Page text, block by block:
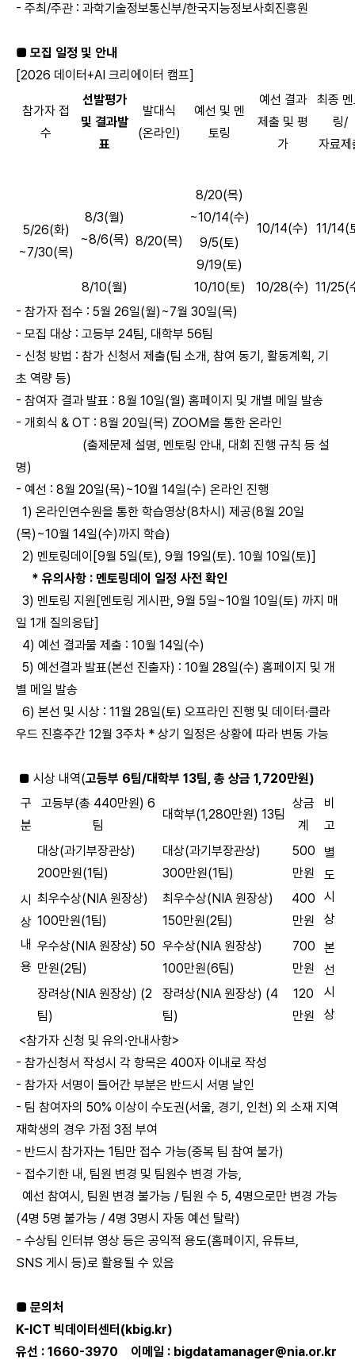
- 주최/주관 : 과학기술정보통신부/한국지능정보사회진흥원
■ 모집 일정 및 안내
[2026 데이터+AI 크리에이터 캠프]
참가자 접
수
선발평가
및 결과발
표
발대식
(온라인)
예선 및 멘
토링
예선 결과
제출 및 평
가
최종
링/
자료제
5/26(화)
~7/30(목)
8/3(월)
~8/6(목) 8/20(목)
8/20(목)
~10/14(수)
10/14(수)
11/14(
9/5(토)
9/19(토)
10/10(토)
8/10(월) 10/28(수) 11/25(
- 참가자 접수 : 5월 26일(월)~7월 30일(목)
- 모집 대상 : 고등부 24팀, 대학부 56팀
- 신청 방법 : 참가 신청서 제출(팀 소개, 참여 동기, 활동계획, 기
초 역량 등)
- 참여자 결과 발표 : 8월 10일(월) 홈페이지 및 개별 메일 발송
- 개회식 & OT : 8월 20일(목) ZOOM을 통한 온라인
(출제문제 설명, 멘토링 안내, 대회 진행 규칙 등 설
명)
- 예선 : 8월 20일(목)~10월 14일(수) 온라인 진행
1) 온라인연수원을 통한 학습영상(8차시) 제공(8월 20일
(목)~10월 14일(수)까지 학습)
2) 멘토링데이[9월 5일(토), 9월 19일(토). 10월 10일(토)]
* 유의사항 : 멘토링데이 일정 사전 확인
3) 멘토링 지원[멘토링 게시판, 9월 5일~10월 10일(토) 까지 매
일 1개 질의응답]
4) 예선 결과물 제출 : 10월 14일(수)
5) 예선결과 발표(본선 진출자) : 10월 28일(수) 홈페이지 및 개
별 메일 발송
6) 본선 및 시상 : 11월 28일(토) 오프라인 진행 및 데이터·클라
우드 진흥주간 12월 3주차 * 상기 일정은 상황에 따라 변동 가능
■ 시상 내역(고등부 6팀/대학부 13팀, 총 상금 1,720만원)
구
분
고등부(총 440만원) 6
팀
대학부(1,280만원) 13팀
상금
계
비
고
시
상
내
용
대상(과기부장관상)
200만원(1팀)
대상(과기부장관상)
300만원(1팀)
500
만원
별
도
시
상
최우수상(NIA 원장상)
100만원(1팀)
최우수상(NIA 원장상)
150만원(2팀)
400
만원
우수상(NIA 원장상) 50
만원(2팀)
우수상(NIA 원장상)
100만원(6팀)
700
만원
본
선
시
상
장려상(NIA 원장상) (2
팀)
장려상(NIA 원장상) (4
팀)
120
만원
<참가자 신청 및 유의·안내사항>
- 참가신청서 작성시 각 항목은 400자 이내로 작성
- 참가자 서명이 들어간 부분은 반드시 서명 날인
- 팀 참여자의 50% 이상이 수도권(서울, 경기, 인천) 외 소재 지역
재학생의 경우 가점 3점 부여
- 반드시 참가자는 1팀만 접수 가능(중복 팀 참여 불가)
- 접수기한 내, 팀원 변경 및 팀원수 변경 가능,
예선 참여시, 팀원 변경 불가능 / 팀원 수 5, 4명으로만 변경 가능
(4명 5명 불가능 / 4명 3명시 자동 예선 탈락)
- 수상팀 인터뷰 영상 등은 공익적 용도(홈페이지, 유튜브,
SNS 게시 등)로 활용될 수 있음
■ 문의처
K-ICT 빅데이터센터(kbig.kr)
유선 : 1660-3970 이메일 : bigdatamanager@nia.or.kr